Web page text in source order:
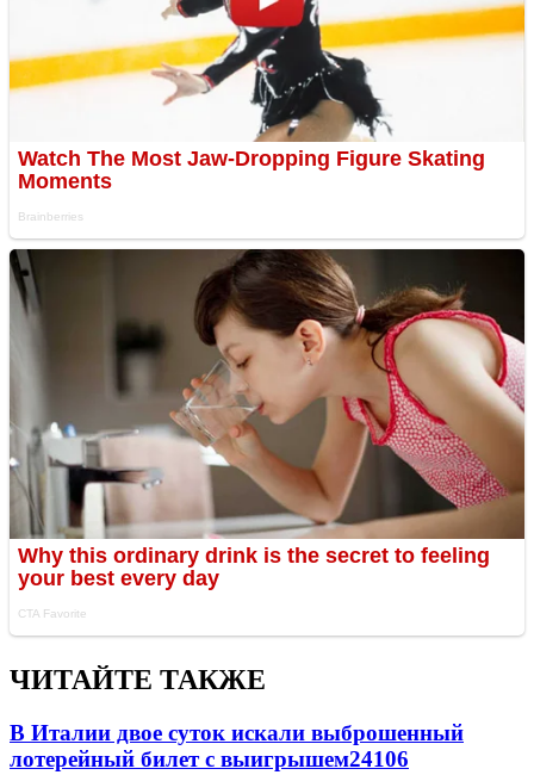
ЧИТАЙТЕ ТАКЖЕ
В Италии двое суток искали выброшенный
лотерейный билет с выигрышем24106